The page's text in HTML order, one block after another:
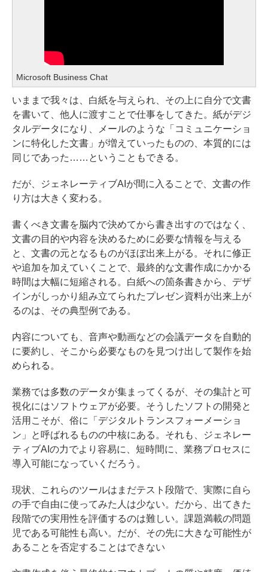
Microsoft Business Chat
いままで我々は、白紙を与えられ、その上に自分で文書
を書いて、他人に渡すことで仕事をしてきた。紙がデジ
タルデータになり、メールのような「コミュニケーショ
ンに特化した文書」が増えていったものの、本質的には
同じであった……ということもできる。
だが、ジェネレーティブAIが間に入ることで、文書の作
り方は大きく変わる。
書くべき文書を脳内で決めてから書き出すのではなく、
文書の目的や内容を決めるために必要な情報を与える
と、文書の元となるものがほぼ出来上がる。それに修正
や追加を加えていくことで、最終的な文書作成にかかる
時間は大幅に短縮される。白紙への箇条書きから、デザ
インがしっかり組み立てられたプレゼン資料が出来上が
るのは、その典型例である。
内容についても、音声や動画などの会議データを自動的
に要約し、そこから必要なものを見つけ出して製作を始
められる。
業務では多数のデータが集まってくるが、その集計と可
視化にはソフトウェアが必要。そうしたソフトの開発と
活用こそが、俗に「デジタルトランスフォーメーショ
ン」と呼ばれるものの中核にある。それも、ジェネレー
ティブAIの力でより容易に、短時間に、業務プロセスに
導入可能になっていくだろう。
現状、これらのツールはまだテスト段階で、実際に自ら
の手で自由に使ってみた人は少ない。だから、出てきた
段階での実用性を評価するのは難しい。課題満載の問題
児である可能性も高い。だが、その先に大きな可能性が
あることを否定することはできない